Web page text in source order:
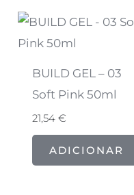
BUILD GEL – 03
Soft Pink 50ml
21,54 €
ADICIONAR